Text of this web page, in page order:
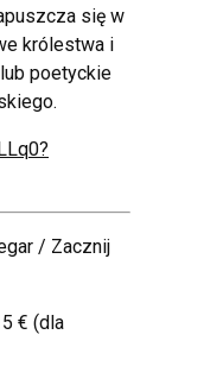
się w
królestwa i
poetyckie
/ Zacznij
€ (dla